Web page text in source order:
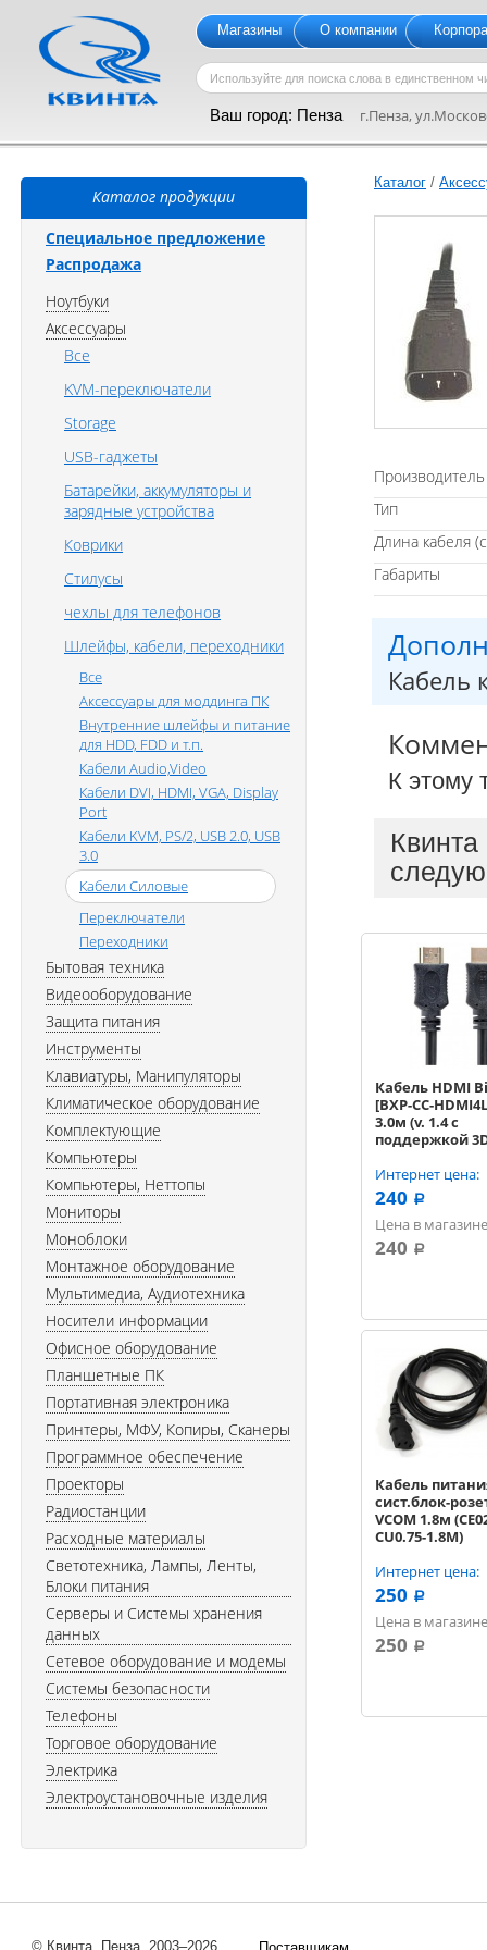
Магазины О компании
Ваш город: Пенза г.Пенза,
Каталог /
Производитель
Тип
Длина кабеля
Габариты
Кабель
К этому
Кабель HDMI
[BXP-CC-
3.0м (v. 1.4 с
поддержкой
черный
Интернет цена:
240 a
Цена в
240 a
Кабель
сист.блок-
VCOM 1.8м
CU0.75-1.8M)
Интернет цена:
250 a
Цена в
250 a
Каталог продукции
Специальное предложение
Распродажа
Ноутбуки
Аксессуары
Все
KVM-переключатели
Storage
USB-гаджеты
Батарейки, аккумуляторы и
зарядные устройства
Коврики
Стилусы
чехлы для телефонов
Шлейфы, кабели, переходники
Все
Аксессуары для моддинга ПК
Внутренние шлейфы и питание
для HDD, FDD и т.п.
Кабели Audio,Video
Кабели DVI, HDMI, VGA, Display
Port
Кабели KVM, PS/2, USB 2.0, USB
3.0
Кабели Силовые
Переключатели
Переходники
Бытовая техника
Видеооборудование
Защита питания
Инструменты
Клавиатуры, Манипуляторы
Климатическое оборудование
Комплектующие
Компьютеры
Компьютеры, Неттопы
Мониторы
Моноблоки
Монтажное оборудование
Мультимедиа, Аудиотехника
Носители информации
Офисное оборудование
Планшетные ПК
Портативная электроника
Принтеры, МФУ, Копиры, Сканеры
Программное обеспечение
Проекторы
Радиостанции
Расходные материалы
Светотехника, Лампы, Ленты,
Блоки питания
Серверы и Системы хранения
данных
Сетевое оборудование и модемы
Системы безопасности
Телефоны
Торговое оборудование
Электрика
Электроустановочные изделия
© Квинта, Пенза, 2003–2026